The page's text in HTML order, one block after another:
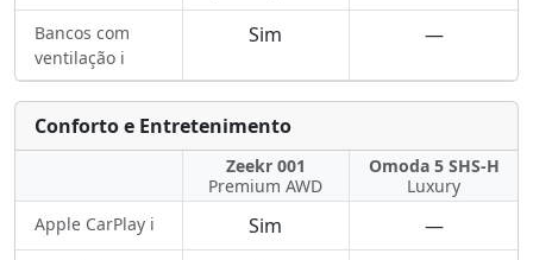
Bancos com
ventilação ℹ️
Sim —
Conforto e Entretenimento
Zeekr 001
Premium AWD
Omoda 5 SHS-H
Luxury
Apple CarPlay ℹ️
Sim —